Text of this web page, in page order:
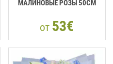
МАЛИНОВЫЕ РОЗЫ 50CM
от 53€